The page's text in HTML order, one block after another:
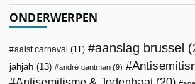
ONDERWERPEN
aalst carnaval (11) aanslag brussel
jahjah (13) andré gantman (9)